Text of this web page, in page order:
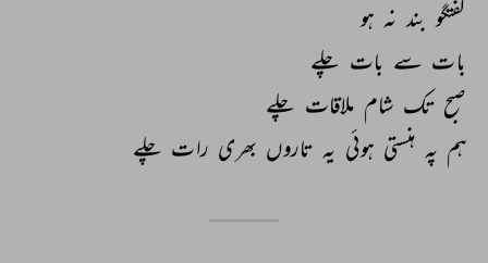
گفتگو بند نہ ہو
بات سے بات چلے
صبح تک شام ملاقات چلے
ہم پہ ہنستی ہوئی یہ تاروں بھری رات چلے